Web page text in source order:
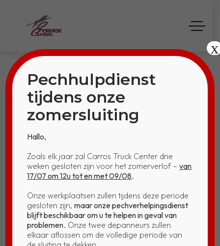
RIJDENDE
WERKPLAATSEN
Home RIJDENDE WERKPLAATSEN
Pechhulpdienst
tijdens onze
zomersluiting
Hallo,
Zoals elk jaar zal Carros Truck Center drie
weken gesloten zijn voor het zomerverlof –van
17/07 om 12u tot en met 09/08.
Onze werkplaatsen zullen tijdens deze periode
gesloten zijn,maar onze pechverhelpingsdienst
blijft beschikbaar om u te helpen in geval van
problemen. Onze twee depanneurs zullen
elkaar aflossen om de volledige periode van
x